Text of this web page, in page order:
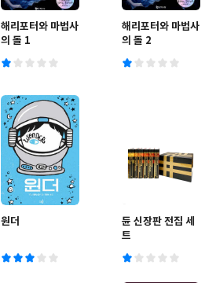
해리포터와 마법사
의 돌 1
해리포터와 마법사
의 돌 2
원더
듄 신장판 전집 세
트